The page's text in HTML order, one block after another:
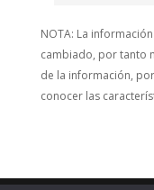
NOTA: La
cambiado, por tanto
de la información,
conocer las